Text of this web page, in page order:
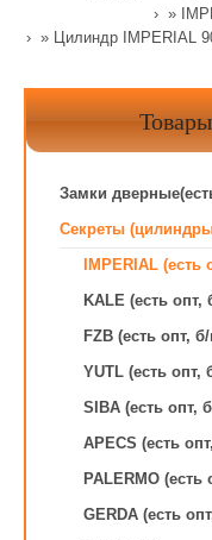
»
» Цилиндр IMPERIAL
Товары
Замки
Секреты
IMPERIAL (есть
KALE (есть опт,
FZB (есть опт,
YUTL (есть опт,
SIBA (есть опт,
APECS (есть
PALERMO (есть
GERDA (есть